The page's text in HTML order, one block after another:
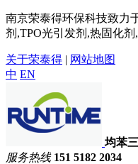
南京荣泰得环保科技致力
剂,TPO光引发剂,热固化
关于荣泰得 | 网站地图
中 EN
均苯
服务热线 151 5182 2034